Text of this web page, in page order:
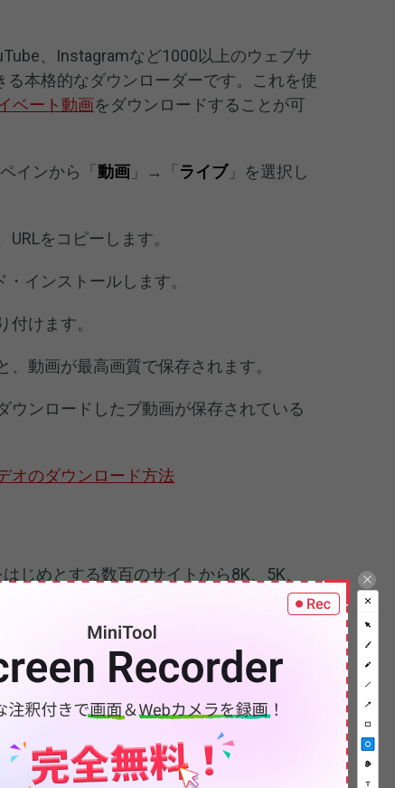
、Instagramなど1000以上のウェブサ
本格的なダウンローダーです。これを使
ベート動画をダウンロードすることが可
インから「動画 」→「 ライブ」を選択し
をコピーします。
インストールします。
付けます。
、動画が最高画質で保存されます。
ウンロードしたブ動画が保存されている
オのダウンロード方法
じめとする数百のサイトから8K、5K、
にダウンロードできるツールです。ダウ
、3GP、MP3などの形式に変換できま
URLをコピーします。
ターにインストールします。
イアログボックスが表示されるので、こ